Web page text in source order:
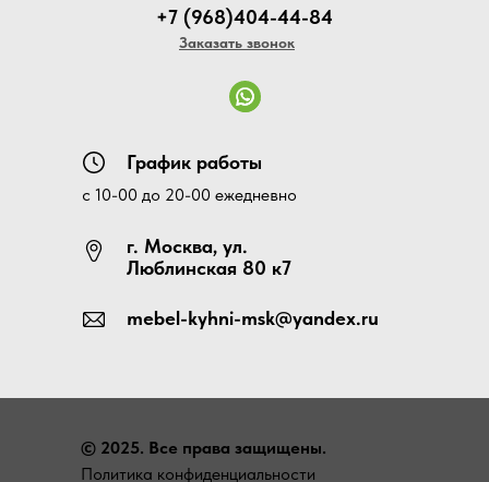
+7 (968)404-44-84
Заказать звонок
График работы
с 10-00 до 20-00 ежедневно
г. Москва, ул.
Люблинская 80 к7
mebel-kyhni-msk@yandex.ru
© 2025. Все права защищены.
Политика конфиденциальности